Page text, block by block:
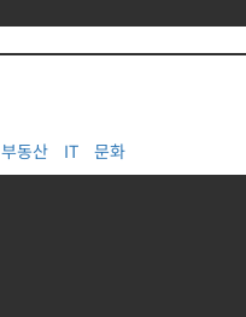
부동산 IT 문화